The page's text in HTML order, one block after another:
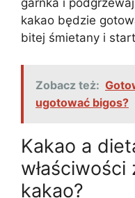
garnka i
kakao będzie
bitej śmietany i
Zobacz też:
ugotować bigos?
Kakao a
kakao?